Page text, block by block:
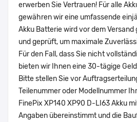
erwerben Sie Vertrauen! Für alle
gewähren wir eine umfassende
Akku Batterie wird vor dem
und geprüft, um maximale
Für den Fall, dass Sie nicht
bieten wir Ihnen eine 30-tägige
Bitte stellen Sie vor
Teilenummer oder Modellnummer
FinePix XP140 XP90 D-LI63 Akku
Angaben übereinstimmt und die